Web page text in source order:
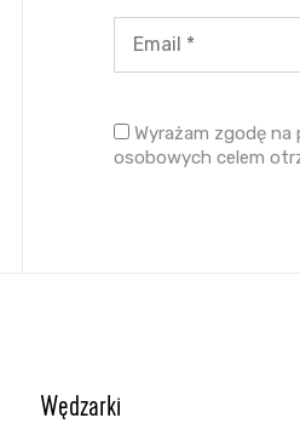
Wyrażam zgodę
osobowych celem
Wędzarki